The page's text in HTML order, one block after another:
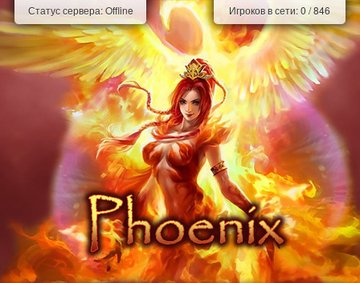
Статус сервера:Offline Игроков в сети:0 /846